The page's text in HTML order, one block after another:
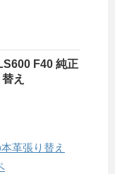
F40 純正
え
革張り替え